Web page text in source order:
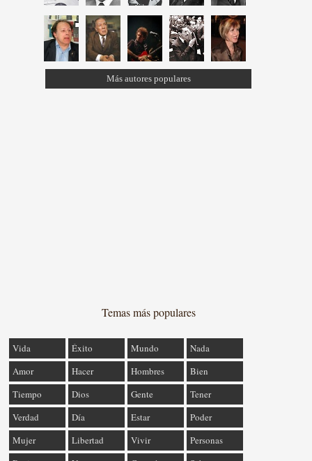
Más autores populares
Temas más populares
Vida Éxito Mundo
Nada
Amor
Hacer Hombres
Bien
Tiempo
Dios Gente
Tener
Verdad
Día Estar
Poder
Mujer
Libertad Vivir
Personas